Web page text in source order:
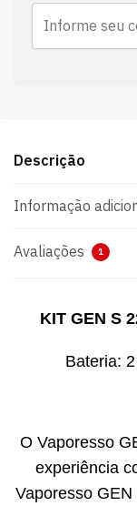
Descrição
Informação
Avaliações 1
KIT GEN S
Bateria:
O Vaporesso
experiência
Vaporesso